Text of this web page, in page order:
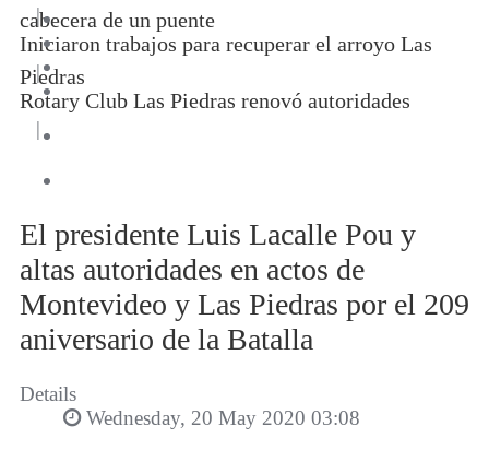
cabecera de un puente
|
Iniciaron trabajos para recuperar el arroyo Las
Piedras
|
Rotary Club Las Piedras renovó autoridades
|
El presidente Luis Lacalle Pou y
altas autoridades en actos de
Montevideo y Las Piedras por el 209
aniversario de la Batalla
Details
Wednesday, 20 May 2020 03:08